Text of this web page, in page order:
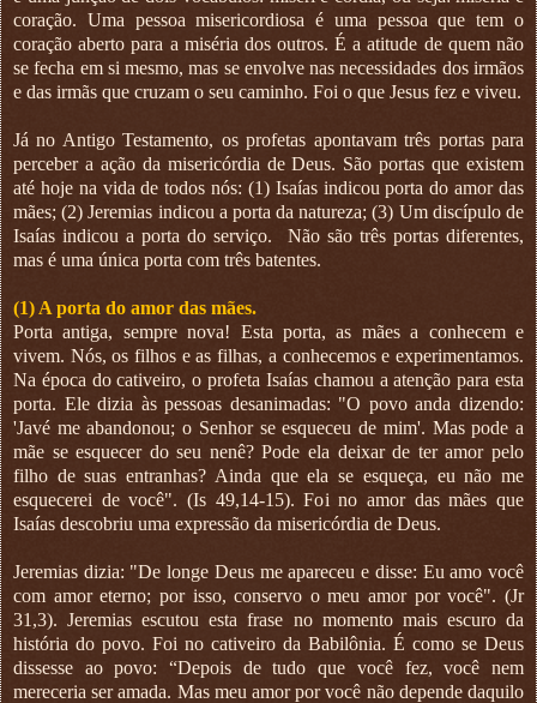
coração. Uma pessoa misericordiosa é uma pessoa que tem o
coração aberto para a miséria dos outros. É a atitude de quem não
se fecha em si mesmo, mas se envolve nas necessidades dos irmãos
e das irmãs que cruzam o seu caminho. Foi o que Jesus fez e viveu.
Já no Antigo Testamento, os profetas apontavam três portas para
perceber a ação da misericórdia de Deus. São portas que existem
até hoje na vida de todos nós: (1) Isaías indicou porta do amor das
mães; (2) Jeremias indicou a porta da natureza; (3) Um discípulo de
Isaías indicou a porta do serviço. Não são três portas diferentes,
mas é uma única porta com três batentes.
(1) A porta do amor das mães.
Porta antiga, sempre nova! Esta porta, as mães a conhecem e
vivem. Nós, os filhos e as filhas, a conhecemos e experimentamos.
Na época do cativeiro, o profeta Isaías chamou a atenção para esta
porta. Ele dizia às pessoas desanimadas: "O povo anda dizendo:
'Javé me abandonou; o Senhor se esqueceu de mim'. Mas pode a
mãe se esquecer do seu nenê? Pode ela deixar de ter amor pelo
filho de suas entranhas? Ainda que ela se esqueça, eu não me
esquecerei de você". (Is 49,14-15). Foi no amor das mães que
Isaías descobriu uma expressão da misericórdia de Deus.
Jeremias dizia: "De longe Deus me apareceu e disse: Eu amo você
com amor eterno; por isso, conservo o meu amor por você". (Jr
31,3). Jeremias escutou esta frase no momento mais escuro da
história do povo. Foi no cativeiro da Babilônia. É como se Deus
dissesse ao povo: “Depois de tudo que você fez, você nem
mereceria ser amada. Mas meu amor por você não depende daquilo